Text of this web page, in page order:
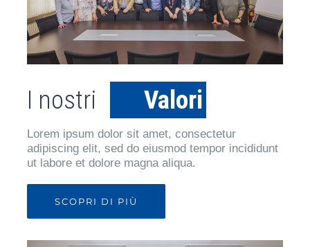
I nostri Valori
Lorem ipsum dolor sit amet, consectetur
adipiscing elit, sed do eiusmod tempor incididunt
ut labore et dolore magna aliqua.
SCOPRI DI PIÙ